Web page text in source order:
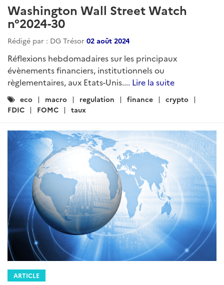
Washington Wall Street Watch
n°2024-30
Rédigé par : DG Trésor 02 août 2024
Réflexions hebdomadaires sur les principaux
évènements financiers, institutionnels ou
règlementaires, aux Etats-Unis.... Lire la suite
Catégories
:
eco macro regulation finance
crypto
FDIC
FOMC taux
ARTICLE